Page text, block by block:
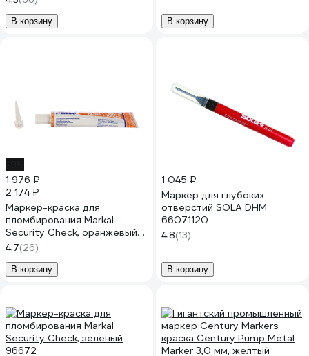
В корзину В корзину
1 976 ₽
2 174 ₽
Маркер-краска для
пломбирования Markal
Security Check, оранжевый
96674
4.7(26)
В корзину
1 045 ₽
Маркер для глубоких
отверстий SOLA DHM
66071120
4.8(13)
В корзину